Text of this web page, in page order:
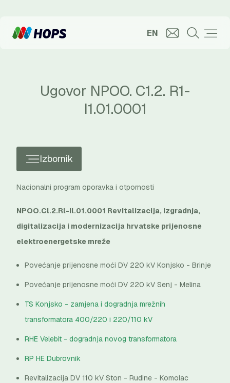
EN
Ugovor NPOO. C1.2. R1-
I1.01.0001
Izbornik
Nacionalni program oporavka i otpornosti
NPOO.Cl.2.Rl-Il.01.0001 Revitalizacija, izgradnja,
digitalizacija i modernizacija hrvatske prijenosne
elektroenergetske mreže
Povećanje prijenosne moći DV 220 kV Konjsko - Brinje
Povećanje prijenosne moći DV 220 kV Senj - Melina
TS Konjsko - zamjena i dogradnja mrežnih
transformatora 400/220 i 220/110 kV
RHE Velebit - dogradnja novog transformatora
RP HE Dubrovnik
Revitalizacija DV 110 kV Ston - Rudine - Komolac